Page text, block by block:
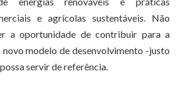
e agrícolas sustentáveis. Não
a oportunidade de contribuir para a
novo modelo de desenvolvimento -justo
servir de referência.